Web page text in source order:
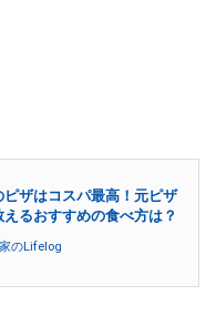
ピザはコスパ最高！元ピザ
えるおすすめの食べ方は？
のLifelog